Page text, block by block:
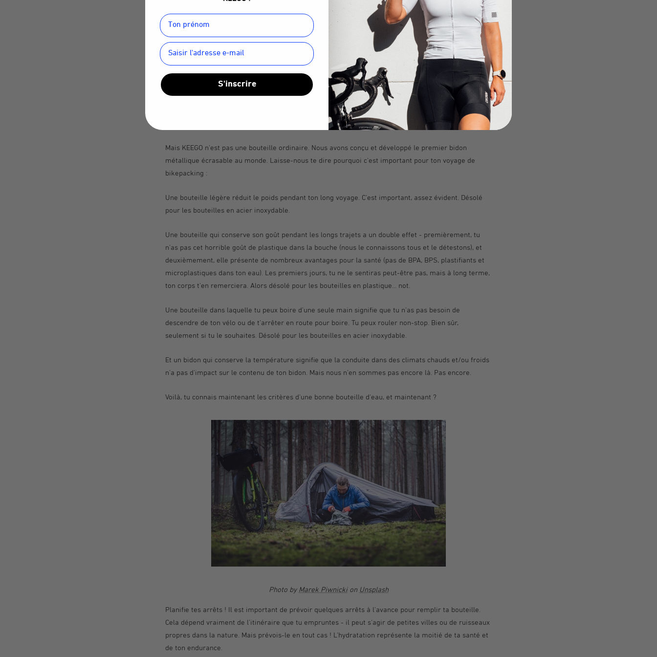
Quel est le meilleur bidon pour ton trip à vélo ?
La réponse est simple. Une bouteille qui soit légère, facile à nettoyer, qui puisse être utilisée d'une
seule main pendant le trajet et qui, dans le meilleur des cas, ne libère aucun composant plastique
dans l'eau.
C'est là que KEEGO entre en jeu. Peu de bouteilles remplissent tous les critères mentionnés ci-dessus,
et comment le pourraient-elles ? Il est super difficile d'en remplir deux, et encore plus de les remplir
Mais KEEGO n'est pas une bouteille ordinaire. Nous avons conçu et développé le premier bidon
métallique écrasable au monde. Laisse-nous te dire pourquoi c'est important pour ton voyage de
bikepacking :
Une bouteille légère réduit le poids pendant ton long voyage. C'est important, assez évident. Désolé
pour les bouteilles en acier inoxydable.
Une bouteille qui conserve son goût pendant les longs trajets a un double effet - premièrement, tu
n'as pas cet horrible goût de plastique dans la bouche (nous le connaissons tous et le détestons), et
deuxièmement, elle présente de nombreux avantages pour la santé (pas de BPA, BPS, plastifiants et
microplastiques dans ton eau). Les premiers jours, tu ne le sentiras peut-être pas, mais à long terme,
ton corps t'en remerciera. Alors désolé pour les bouteilles en plastique... not.
Une bouteille dans laquelle tu peux boire d'une seule main signifie que tu n'as pas besoin de
descendre de ton vélo ou de t'arrêter en route pour boire. Tu peux rouler non-stop. Bien sûr,
seulement si tu le souhaites. Désolé pour les bouteilles en acier inoxydable.
Et un bidon qui conserve la température signifie que la conduite dans des climats chauds et/ou froids
n'a pas d'impact sur le contenu de ton bidon. Mais nous n'en sommes pas encore là. Pas encore.
Voilà, tu connais maintenant les critères d'une bonne bouteille d'eau, et maintenant ?
Photo by Marek Piwnickion Unsplash
Planifie tes arrêts ! Il est important de prévoir quelques arrêts à l'avance pour remplir ta bouteille.
Cela dépend vraiment de l'itinéraire que tu empruntes - il peut s'agir de petites villes ou de ruisseaux
propres dans la nature. Mais prévois-le en tout cas ! L'hydratation représente la moitié de ta santé et
de ton endurance.
S'inscrire